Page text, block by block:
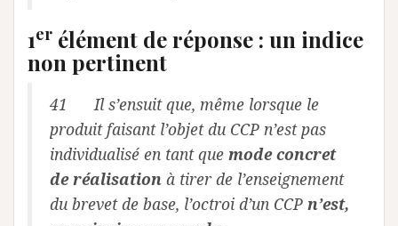
1er élément de réponse : un indice
non pertinent
41 Il s’ensuit que, même lorsque le
produit faisant l’objet du CCP n’est pas
individualisé en tant que mode concret
de réalisation à tirer de l’enseignement
du brevet de base, l’octroi d’un CCP n’est,